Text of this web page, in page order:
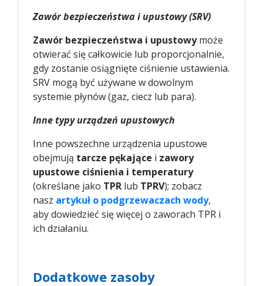
Zawór bezpieczeństwa i upustowy (SRV)
Zawór bezpieczeństwa i upustowymoże
otwierać się całkowicie lub proporcjonalnie,
gdy zostanie osiągnięte ciśnienie ustawienia.
SRV mogą być używane w dowolnym
systemie płynów (gaz, ciecz lub para).
Inne typy urządzeń upustowych
Inne powszechne urządzenia upustowe
obejmują tarcze pękające i zawory
upustowe ciśnienia i temperatury
(określane jako TPR lub TPRV); zobacz
nasz artykuł o podgrzewaczach wody,
aby dowiedzieć się więcej o zaworach TPR i
ich działaniu.
Dodatkowe zasoby